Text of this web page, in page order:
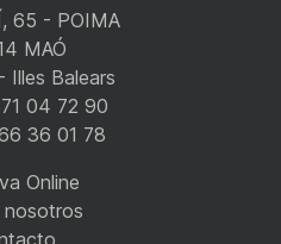
65 - POIMA
MAÓ
Illes Balears
04 72 90
36 01 78
Online
nosotros